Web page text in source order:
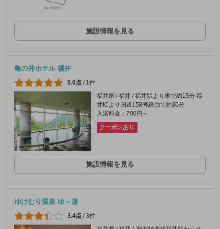
施設情報を見る
亀の井ホテル 福井
5.0点 / 1件
福井県 / 福井 / 福井駅より車で約15分 福
井ICより国道158号経由で約30分
入浴料金：700円～
クーポンあり
施設情報を見る
ゆけむり温泉 ゆ～遊
3.4点 /3件